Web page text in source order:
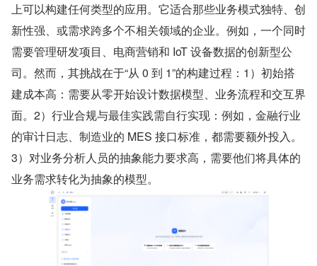
上可以构建任何类型的应用。它适合那些业务模式独特、创
新性强、或需求跨多个不相关领域的企业。例如，一个同时
需要管理研发项目、电商营销和 IoT 设备数据的创新型公
司。然而，其挑战在于“从 0 到 1”的构建过程：1）初始搭
建成本高：需要从零开始设计数据模型、业务流程和交互界
面。2）行业合规与最佳实践需自行实现：例如，金融行业
的审计日志、制造业的 MES 接口标准，都需要额外投入。
3）对业务分析人员的抽象能力要求高，需要他们将具体的
业务需求转化为抽象的模型。